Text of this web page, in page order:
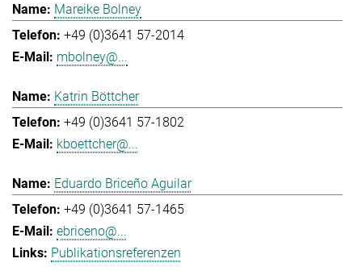
Mareike Bolney
+49 (0)3641 57-2014
mbolney@...
Katrin Böttcher
+49 (0)3641 57-1802
kboettcher@...
Eduardo Briceño Aguilar
+49 (0)3641 57-1465
ebriceno@...
Publikationsreferenzen